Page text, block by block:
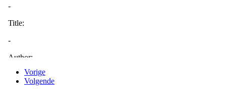
Vorige
Volgende